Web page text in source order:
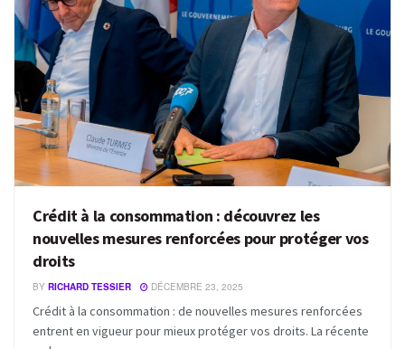
Crédit à la consommation : découvrez les
nouvelles mesures renforcées pour protéger vos
droits
BY RICHARD TESSIER DÉCEMBRE 23, 2025
Crédit à la consommation : de nouvelles mesures renforcées
entrent en vigueur pour mieux protéger vos droits. La récente